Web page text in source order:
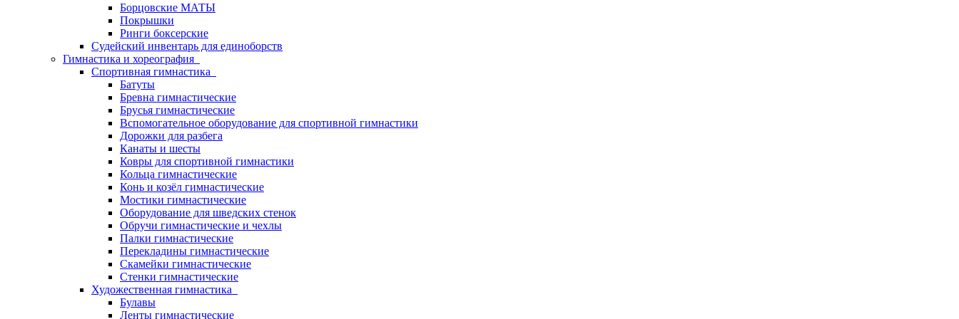
Борцовские МАТЫ
Покрышки
Ринги боксерские
Судейский инвентарь для единоборств
Гимнастика и хореография
Спортивная гимнастика
Батуты
Бревна гимнастические
Брусья гимнастические
Вспомогательное оборудование для спортивной гимнастики
Дорожки для разбега
Канаты и шесты
Ковры для спортивной гимнастики
Кольца гимнастические
Конь и козёл гимнастические
Мостики гимнастические
Оборудование для шведских стенок
Обручи гимнастические и чехлы
Палки гимнастические
Перекладины гимнастические
Скамейки гимнастические
Стенки гимнастические
Художественная гимнастика
Булавы
Ленты гимнастические